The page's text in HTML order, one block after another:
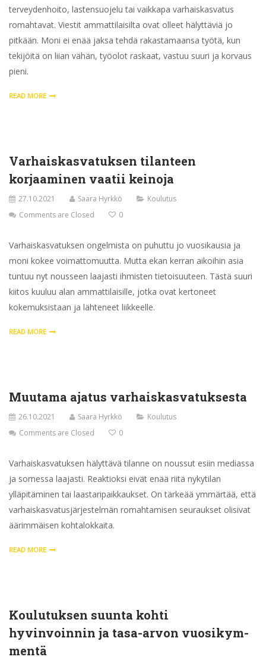
terveydenhoito, lastensuojelu tai vaikkapa varhaiskasvatus
romahtavat. Viestit ammattilaisilta ovat olleet hälyttäviä jo
pitkään. Moni ei enää jaksa tehdä rakastamaansa työtä, kun
tekijöitä on liian vähän, työolot raskaat, vastuu suuri ja korvaus
pieni.
READ MORE
Varhaiskasvatuksen tilanteen
korjaaminen vaatii keinoja
27.10.2021 Saara Hyrkkö
Koulutus
Comments are Closed
0
Varhaiskasvatuksen ongelmista on puhuttu jo vuosikausia ja
moni kokee voimattomuutta. Mutta ekan kerran aikoihin asia
tuntuu nyt nousseen laajasti ihmisten tietoisuuteen. Tästä suuri
kiitos kuuluu alan ammattilaisille, jotka ovat kertoneet
kokemuksistaan ja lähteneet liikkeelle.
READ MORE
Muutama ajatus varhaiskasvatuksesta
26.10.2021 Saara Hyrkkö
Koulutus
Comments are Closed
0
Varhaiskasvatuksen hälyttävä tilanne on noussut esiin mediassa
ja somessa laajasti. Reaktioksi eivät enää riitä nykytilan
ylläpitäminen tai laastaripaikkaukset. On tärkeää ymmärtää, että
varhaiskasvatusjärjestelmän romahtamisen seuraukset olisivat
äärimmäisen kohtalokkaita.
READ MORE
Koulutuksen suunta kohti
hyvinvoinnin ja tasa-arvon vuosikym­
mentä